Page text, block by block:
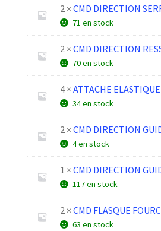
2 × CMD DIRECTION
71 en stock
2 × CMD DIRECTION
70 en stock
4 × ATTACHE
34 en stock
2 × CMD DIRECTION
4 en stock
1 × CMD DIRECTION
117 en stock
2 × CMD FLASQUE
63 en stock